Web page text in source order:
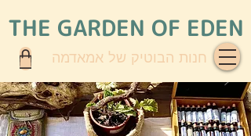
THE GARDEN OF EDEN
חנות הבוטיק של אמאדמה